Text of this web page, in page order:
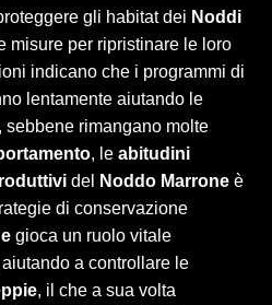
gli habitat dei Noddi
misure per ripristinare le loro
indicano che i programmi di
lentamente aiutando le
rimangano molte
, le abitudini
del Noddo Marrone è
di conservazione
gioca un ruolo vitale
aiutando a controllare le
, il che a sua volta